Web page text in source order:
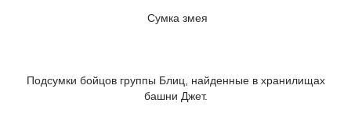
Сумка змея
Подсумки бойцов группы Блиц, найденные в хранилищах
башни Джет.